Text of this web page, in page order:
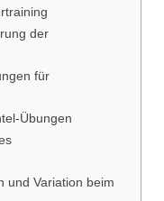
der
für
Übungen
und Variation beim